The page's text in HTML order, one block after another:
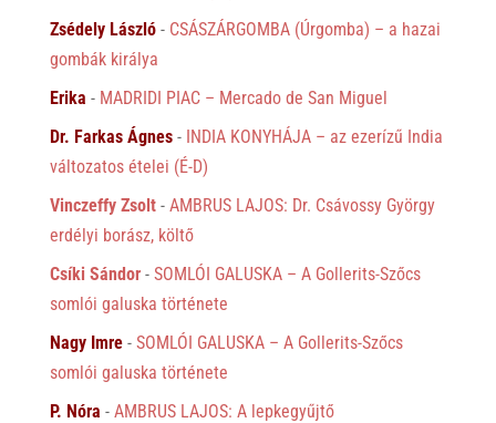
Zsédely László- CSÁSZÁRGOMBA (Úrgomba) – a hazai
gombák királya
Erika - MADRIDI PIAC – Mercado de San Miguel
Dr. Farkas Ágnes- INDIA KONYHÁJA – az ezerízű India
változatos ételei (É-D)
Vinczeffy Zsolt- AMBRUS LAJOS: Dr. Csávossy György
erdélyi borász, költő
Csíki Sándor- SOMLÓI GALUSKA – A Gollerits-Szőcs
somlói galuska története
Nagy Imre- SOMLÓI GALUSKA – A Gollerits-Szőcs
somlói galuska története
P. Nóra - AMBRUS LAJOS: A lepkegyűjtő